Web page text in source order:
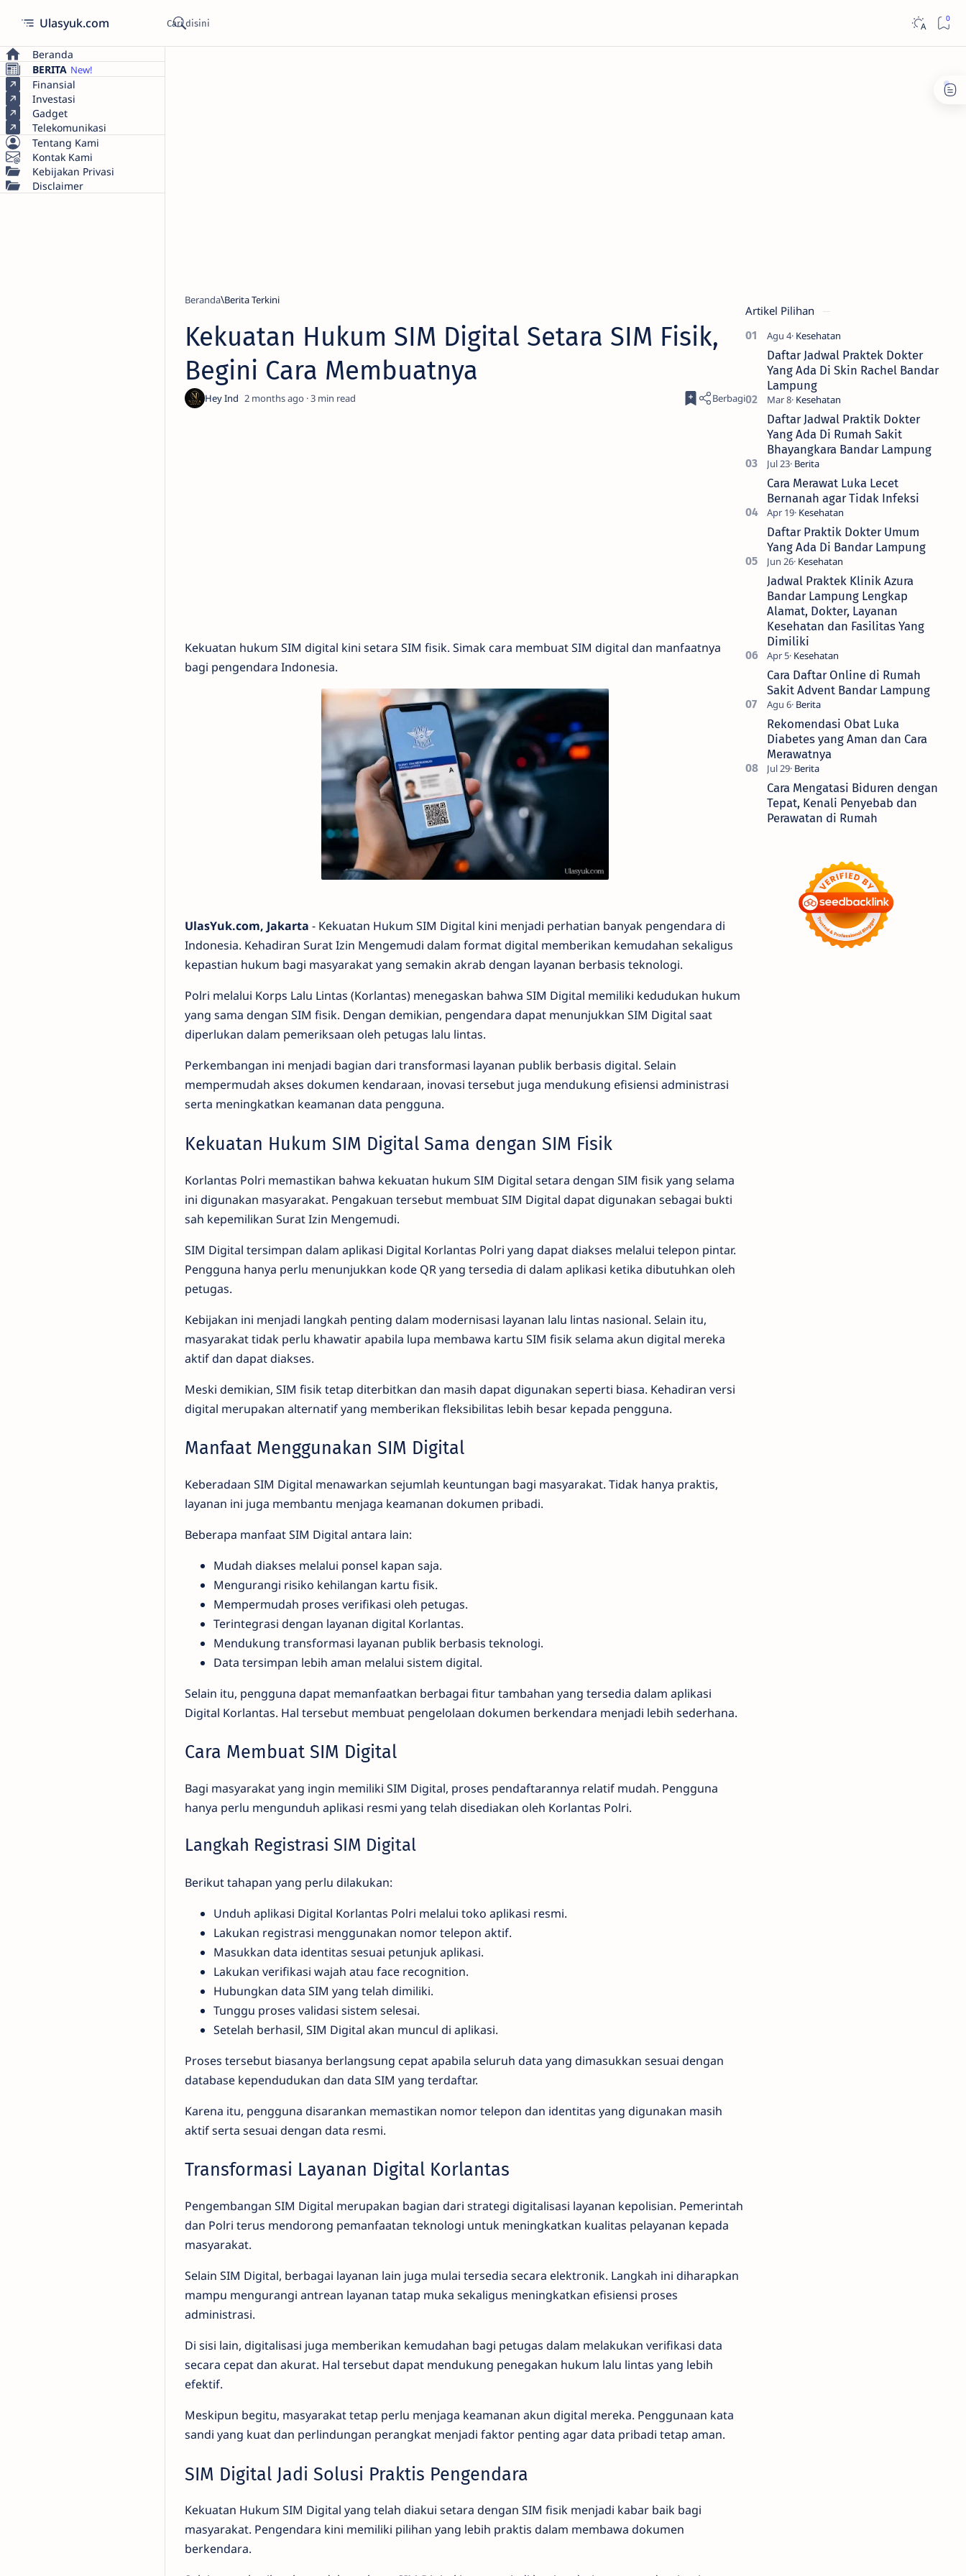
Ulasyuk.com
Beranda
BERITA
Finansial
Investasi
Gadget
Telekomunikasi
Tentang Kami
Kontak Kami
Kebijakan Privasi
Disclaimer
Beranda Berita Terkini
Kekuatan Hukum SIM Digital Setara SIM Fisik,
Begini Cara Membuatnya
2 months ago 3
Kekuatan hukum SIM digital kini setara SIM fisik. Simak cara membuat SIM digital dan manfaatnya
bagi pengendara Indonesia.
UlasYuk.com, Jakarta - Kekuatan Hukum SIM Digital kini menjadi perhatian banyak pengendara di
Indonesia. Kehadiran Surat Izin Mengemudi dalam format digital memberikan kemudahan sekaligus
kepastian hukum bagi masyarakat yang semakin akrab dengan layanan berbasis teknologi.
Polri melalui Korps Lalu Lintas (Korlantas) menegaskan bahwa SIM Digital memiliki kedudukan hukum
yang sama dengan SIM fisik. Dengan demikian, pengendara dapat menunjukkan SIM Digital saat
diperlukan dalam pemeriksaan oleh petugas lalu lintas.
Perkembangan ini menjadi bagian dari transformasi layanan publik berbasis digital. Selain
mempermudah akses dokumen kendaraan, inovasi tersebut juga mendukung efisiensi administrasi
serta meningkatkan keamanan data pengguna.
Kekuatan Hukum SIM Digital Sama dengan SIM Fisik
Korlantas Polri memastikan bahwa kekuatan hukum SIM Digital setara dengan SIM fisik yang selama
ini digunakan masyarakat. Pengakuan tersebut membuat SIM Digital dapat digunakan sebagai bukti
sah kepemilikan Surat Izin Mengemudi.
SIM Digital tersimpan dalam aplikasi Digital Korlantas Polri yang dapat diakses melalui telepon pintar.
Pengguna hanya perlu menunjukkan kode QR yang tersedia di dalam aplikasi ketika dibutuhkan oleh
petugas.
Kebijakan ini menjadi langkah penting dalam modernisasi layanan lalu lintas nasional. Selain itu,
masyarakat tidak perlu khawatir apabila lupa membawa kartu SIM fisik selama akun digital mereka
aktif dan dapat diakses.
Meski demikian, SIM fisik tetap diterbitkan dan masih dapat digunakan seperti biasa. Kehadiran versi
digital merupakan alternatif yang memberikan fleksibilitas lebih besar kepada pengguna.
Manfaat Menggunakan SIM Digital
Keberadaan SIM Digital menawarkan sejumlah keuntungan bagi masyarakat. Tidak hanya praktis,
layanan ini juga membantu menjaga keamanan dokumen pribadi.
Beberapa manfaat SIM Digital antara lain:
Mudah diakses melalui ponsel kapan saja.
Mengurangi risiko kehilangan kartu fisik.
Mempermudah proses verifikasi oleh petugas.
Terintegrasi dengan layanan digital Korlantas.
Mendukung transformasi layanan publik berbasis teknologi.
Data tersimpan lebih aman melalui sistem digital.
Selain itu, pengguna dapat memanfaatkan berbagai fitur tambahan yang tersedia dalam aplikasi
Digital Korlantas. Hal tersebut membuat pengelolaan dokumen berkendara menjadi lebih sederhana.
Cara Membuat SIM Digital
Bagi masyarakat yang ingin memiliki SIM Digital, proses pendaftarannya relatif mudah. Pengguna
hanya perlu mengunduh aplikasi resmi yang telah disediakan oleh Korlantas Polri.
Langkah Registrasi SIM Digital
Berikut tahapan yang perlu dilakukan:
Unduh aplikasi Digital Korlantas Polri melalui toko aplikasi resmi.
Lakukan registrasi menggunakan nomor telepon aktif.
Masukkan data identitas sesuai petunjuk aplikasi.
Lakukan verifikasi wajah atau face recognition.
Hubungkan data SIM yang telah dimiliki.
Tunggu proses validasi sistem selesai.
Setelah berhasil, SIM Digital akan muncul di aplikasi.
Proses tersebut biasanya berlangsung cepat apabila seluruh data yang dimasukkan sesuai dengan
database kependudukan dan data SIM yang terdaftar.
Karena itu, pengguna disarankan memastikan nomor telepon dan identitas yang digunakan masih
aktif serta sesuai dengan data resmi.
Transformasi Layanan Digital Korlantas
Pengembangan SIM Digital merupakan bagian dari strategi digitalisasi layanan kepolisian. Pemerintah
dan Polri terus mendorong pemanfaatan teknologi untuk meningkatkan kualitas pelayanan kepada
masyarakat.
Selain SIM Digital, berbagai layanan lain juga mulai tersedia secara elektronik. Langkah ini diharapkan
mampu mengurangi antrean layanan tatap muka sekaligus meningkatkan efisiensi proses
administrasi.
Di sisi lain, digitalisasi juga memberikan kemudahan bagi petugas dalam melakukan verifikasi data
secara cepat dan akurat. Hal tersebut dapat mendukung penegakan hukum lalu lintas yang lebih
efektif.
Meskipun begitu, masyarakat tetap perlu menjaga keamanan akun digital mereka. Penggunaan kata
sandi yang kuat dan perlindungan perangkat menjadi faktor penting agar data pribadi tetap aman.
SIM Digital Jadi Solusi Praktis Pengendara
Kekuatan Hukum SIM Digital yang telah diakui setara dengan SIM fisik menjadi kabar baik bagi
masyarakat. Pengendara kini memiliki pilihan yang lebih praktis dalam membawa dokumen
berkendara.
Artikel Pilihan
Daftar Jadwal Praktek Dokter
Yang Ada Di Skin Rachel Bandar
Lampung
Daftar Jadwal Praktik Dokter
Yang Ada Di Rumah Sakit
Bhayangkara Bandar Lampung
Cara Merawat Luka Lecet
Bernanah agar Tidak Infeksi
Daftar Praktik Dokter Umum
Yang Ada Di Bandar Lampung
Jadwal Praktek Klinik Azura
Bandar Lampung Lengkap
Alamat, Dokter, Layanan
Kesehatan dan Fasilitas Yang
Dimiliki
Cara Daftar Online di Rumah
Sakit Advent Bandar Lampung
Rekomendasi Obat Luka
Diabetes yang Aman dan Cara
Merawatnya
Cara Mengatasi Biduren dengan
Tepat, Kenali Penyebab dan
Perawatan di Rumah